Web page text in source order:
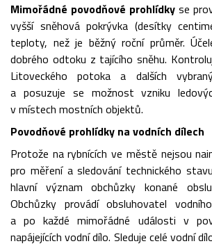
Mimořádné povodňové prohlídkyse
vyšší sněhová pokrývka (desítky
teploty, než je běžný roční průměr.
dobrého odtoku z tajícího sněhu.
Litoveckého potoka a dalších
a posuzuje se možnost vzniku
v místech mostních objektů.
Povodňové prohlídky na vodních dílech
Protože na rybnících ve městě nejsou
pro měření a sledování technického
hlavní význam obchůzky konané
Obchůzky provádí obsluhovatel
a po každé mimořádné události v
napájejících vodní dílo. Sleduje celé vodní